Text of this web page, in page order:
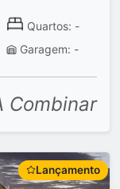
Quartos: -
Garagem: -
Combinar
Lançamento